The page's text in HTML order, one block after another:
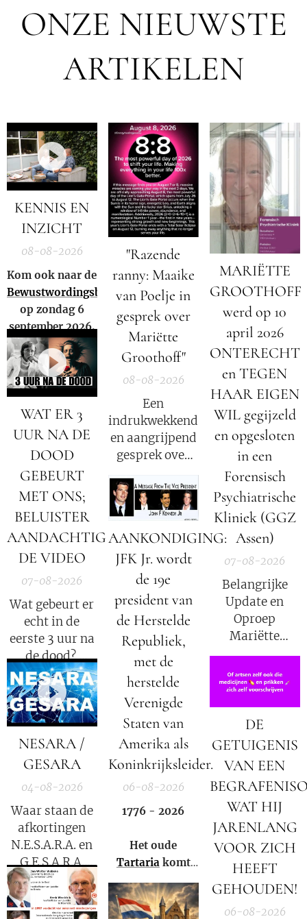
ONZE NIEUWSTE
ARTIKELEN
KENNIS EN
INZICHT
08-08-2026
Kom ook naar de
Bewustwordingsbeurs
op zondag 6
september 2026.
"Razende
ranny: Maaike
van Poelje in
gesprek over
Mariëtte
Groothoff"
08-08-2026
Een
indrukwekkend
en aangrijpend
gesprek over
Mariëtte
Groothoff.
MARIËTTE
GROOTHOFF
werd op 10
april 2026
ONTERECHT
en TEGEN
HAAR EIGEN
WIL gegijzeld
en opgesloten
in een
Forensisch
Psychiatrische
Kliniek (GGZ
Assen)
07-08-2026
Belangrijke
Update en
Oproep
Mariëtte
Groothoff van
7 augustus
2026
WAT ER 3
UUR NA DE
DOOD
GEBEURT
MET ONS;
BELUISTER
AANDACHTIG
DE VIDEO
07-08-2026
Wat gebeurt er
echt in de
eerste 3 uur na
de dood?
Elisabeth
Kübler-Ross
legt uit.
AANKONDIGING:
JFK Jr. wordt
de 19e
president van
de Herstelde
Republiek,
met de
herstelde
Verenigde
Staten van
Amerika als
Koninkrijksleider.
06-08-2026
1776 - 2026
Het oude
Tartariakomt
weer tot leven!
DE
GETUIGENIS
VAN EEN
WAT HIJ
JARENLANG
VOOR ZICH
HEEFT
GEHOUDEN!
06-08-2026
NESARA /
GESARA
04-08-2026
Waar staan de
afkortingen
N.E.S.A.R.A. en
G.E.S.A.R.A.
voor?